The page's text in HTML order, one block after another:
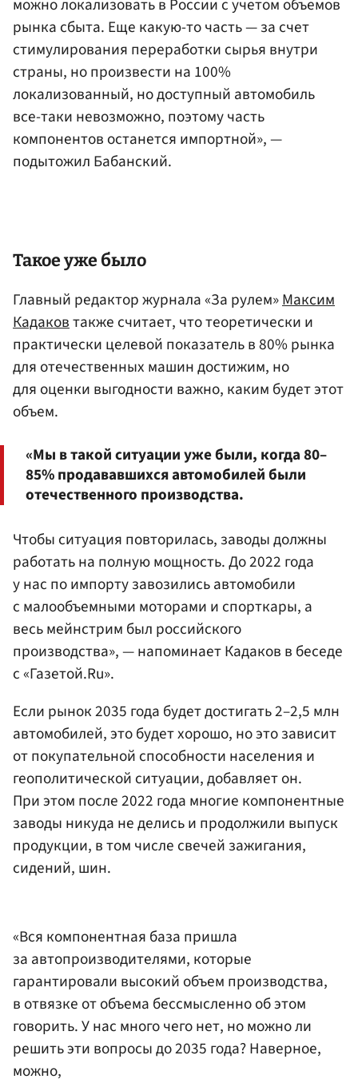
можно локализовать в России с учетом объемов
рынка сбыта. Еще какую-то часть — за счет
стимулирования переработки сырья внутри
страны, но произвести на 100%
локализованный, но доступный автомобиль
все-таки невозможно, поэтому часть
компонентов останется импортной», —
подытожил Бабанский.
Такое уже было
Главный редактор журнала «За рулем»Максим
Кадаковтакже считает, что теоретически и
практически целевой показатель в 80% рынка
для отечественных машин достижим, но
для оценки выгодности важно, каким будет этот
объем.
«Мы в такой ситуации уже были, когда 80–
85% продававшихся автомобилей были
отечественного производства.
Чтобы ситуация повторилась, заводы должны
работать на полную мощность. До 2022 года
у нас по импорту завозились автомобили
с малообъемными моторами и спорткары, а
весь мейнстрим был российского
производства», — напоминает Кадаков в беседе
с «Газетой.Ru».
Если рынок 2035 года будет достигать 2–2,5 млн
автомобилей, это будет хорошо, но это зависит
от покупательной способности населения и
геополитической ситуации, добавляет он.
При этом после 2022 года многие компонентные
заводы никуда не делись и продолжили выпуск
продукции, в том числе свечей зажигания,
сидений, шин.
«Вся компонентная база пришла
за автопроизводителями, которые
гарантировали высокий объем производства,
в отвязке от объема бессмысленно об этом
говорить. У нас много чего нет, но можно ли
решить эти вопросы до 2035 года? Наверное,
можно,